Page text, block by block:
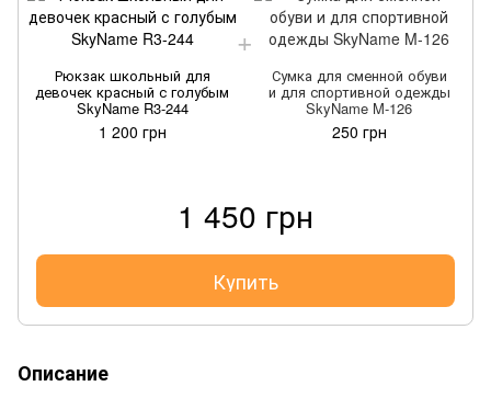
Рюкзак школьный для
девочек красный с голубым
SkyName R3-244
1 200 грн
Сумка для сменной обуви
и для спортивной одежды
SkyName M-126
250 грн
1 450 грн
Купить
Описание